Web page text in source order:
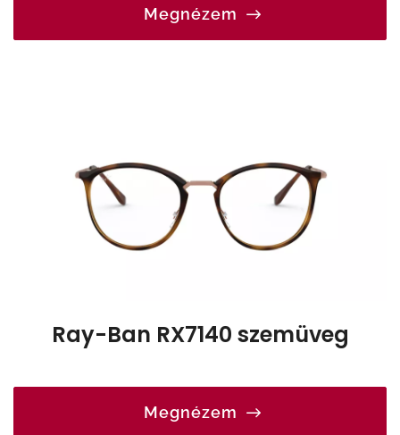
Megnézem
Ray-Ban RX7140 szemüveg
Megnézem